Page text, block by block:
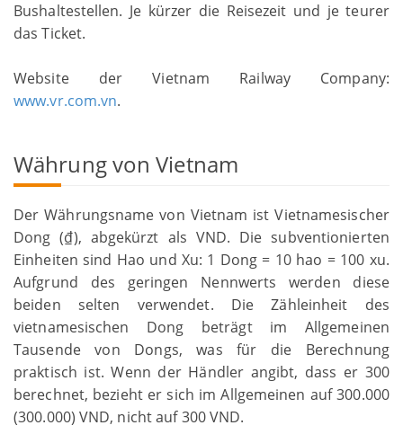
Bushaltestellen. Je kürzer die Reisezeit und je teurer
das Ticket.
Website der Vietnam Railway Company:
www.vr.com.vn.
Währung von Vietnam
Der Währungsname von Vietnam ist Vietnamesischer
Dong (₫), abgekürzt als VND. Die subventionierten
Einheiten sind Hao und Xu: 1 Dong = 10 hao = 100 xu.
Aufgrund des geringen Nennwerts werden diese
beiden selten verwendet. Die Zähleinheit des
vietnamesischen Dong beträgt im Allgemeinen
Tausende von Dongs, was für die Berechnung
praktisch ist. Wenn der Händler angibt, dass er 300
berechnet, bezieht er sich im Allgemeinen auf 300.000
(300.000) VND, nicht auf 300 VND.